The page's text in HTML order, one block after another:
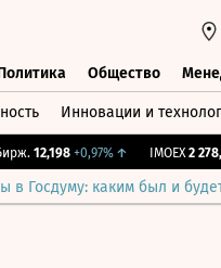
Общество
Инновации и
12,198 +0,97%↑ IMOEX 2
в Госдуму: каким был и